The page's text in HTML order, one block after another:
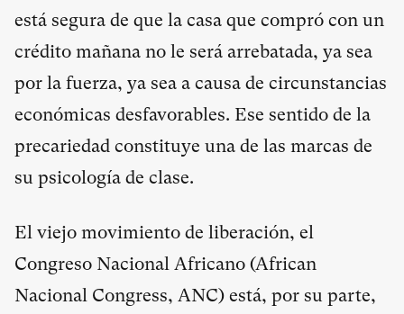
está segura de que la casa que compró con un
crédito mañana no le será arrebatada, ya sea
por la fuerza, ya sea a causa de circunstancias
económicas desfavorables. Ese sentido de la
precariedad constituye una de las marcas de
su psicología de clase.
El viejo movimiento de liberación, el
Congreso Nacional Africano (African
Nacional Congress, ANC) está, por su parte,